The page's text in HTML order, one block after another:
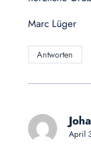
Marc Lüger
Antworten
April